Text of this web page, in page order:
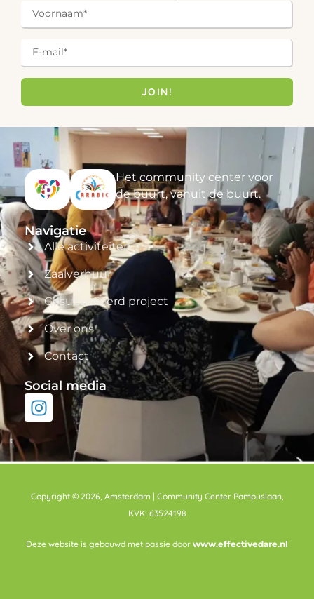
JOIN!
Het community center voor
de buurt, vanuit de buurt.
Navigatie
Alle activiteiten
Zaalverhuur
Gesubsidieerd project
Over ons
Contact
Social media
Copyright © 2026, Amsterdam | Community Center Pampuslaan,
KVK: 63524198
Deze website is gebouwd met passie door www.effectivedare.nl